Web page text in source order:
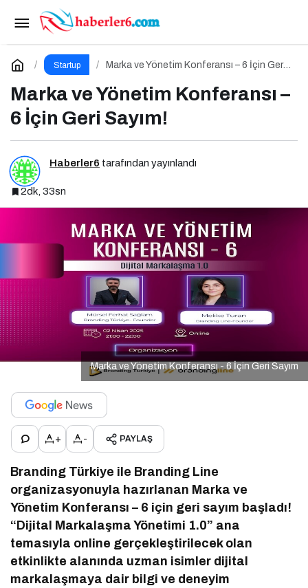
Startup
Marka ve Yönetim Konferansı – 6 İçin Geri
Marka ve Yönetim Konferansı –
6 İçin Geri Sayım!
Haberler6 tarafından yayınlandı
2dk, 33sn
Marka ve Yönetim Konferansı - 6 İçin Geri Sayım
+ - PAYLAŞ
Branding Türkiye ile Branding Line
organizasyonuyla hazırlanan Marka ve
Yönetim Konferansı – 6 için geri sayım başladı!
“Dijital Markalaşma Yönetimi 1.0” ana
temasıyla online gerçekleştirilecek olan
etkinlikte alanında uzman isimler dijital
markalaşmaya dair bilgi ve deneyim
Balkan E-Ticaret Zirvesi 2025’in Marka Elçisi
Belli Oldu
Yorum Yap